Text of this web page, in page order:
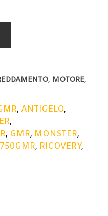
, MOTORE,
, ANTIGELO,
,
, GMR, MONSTER,
, RICOVERY,